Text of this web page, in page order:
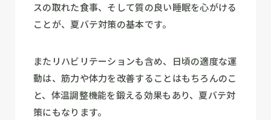
スの取れた食事、そして質の良い睡眠を心がける
ことが、夏バテ対策の基本です。
またリハビリテーションも含め、日頃の適度な運
動は、筋力や体力を改善することはもちろんのこ
と、体温調整機能を鍛える効果もあり、夏バテ対
策にもなります。